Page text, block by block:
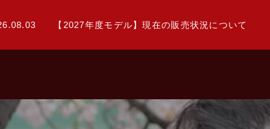
【2027年度モデル】現在の販売状況について